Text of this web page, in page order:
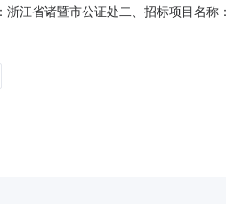
浙江省诸暨市公证处二、招标项目名
有限公司诸暨支行中标存款金额：